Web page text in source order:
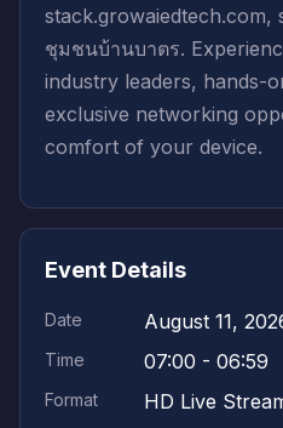
stack.growaiedtech.com,
ชุมชนบ้านบาตร.
industry leaders, hands-
exclusive networking
comfort of your device.
Event Details
Date August 11,
Time 07:00 - 06:59
Format HD Live